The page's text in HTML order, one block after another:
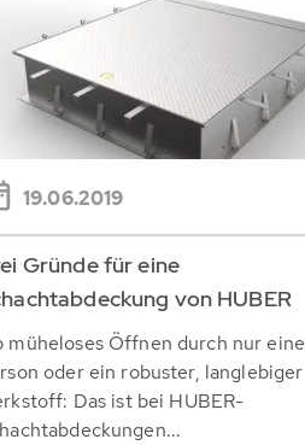
19.06.2019
Gründe für eine
von HUBER
müheloses Öffnen durch nur eine
oder ein robuster, langlebiger
Das ist bei HUBER-